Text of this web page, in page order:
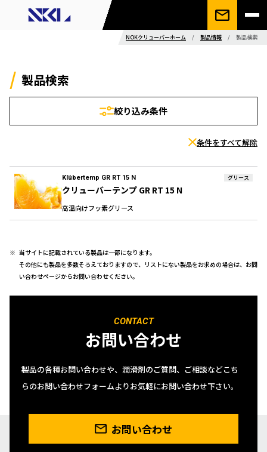
NOKクリューバーホーム / 製品情報 / 製品検索
製品検索
絞り込み条件
条件をすべて解除
Klübertemp GR RT 15 N グリース
クリューバーテンプ GR RT 15 N
高温向けフッ素グリース
当サイトに記載されている製品は一部になります。
その他にも製品を多数そろえておりますので、リストにない製品をお求めの場合は、お問
い合わせページからお問い合わせください。
CONTACT
お問い合わせ
製品の各種お問い合わせや、潤滑剤のご質問、ご相談などこち
らのお問い合わせフォームよりお気軽にお問い合わせ下さい。
お問い合わせ